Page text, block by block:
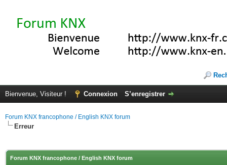
Bienvenue, Visiteur ! Connexion S’enregistrer
Forum KNX francophone / English KNX forum
Erreur
Forum KNX francophone / English KNX forum